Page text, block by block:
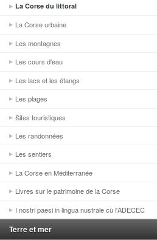
La Corse du littoral
La Corse urbaine
Les montagnes
Les cours d'eau
Les lacs et les étangs
Les plages
Sites touristiques
Les randonnées
Les sentiers
La Corse en Méditerranée
Livres sur le patrimoine de la Corse
I nostri paesi in lingua nustrale cù l'ADECEC
Terre et mer